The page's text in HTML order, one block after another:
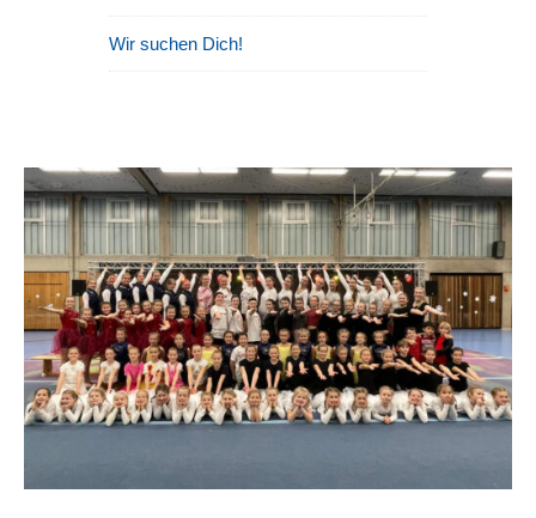
Wir suchen Dich!